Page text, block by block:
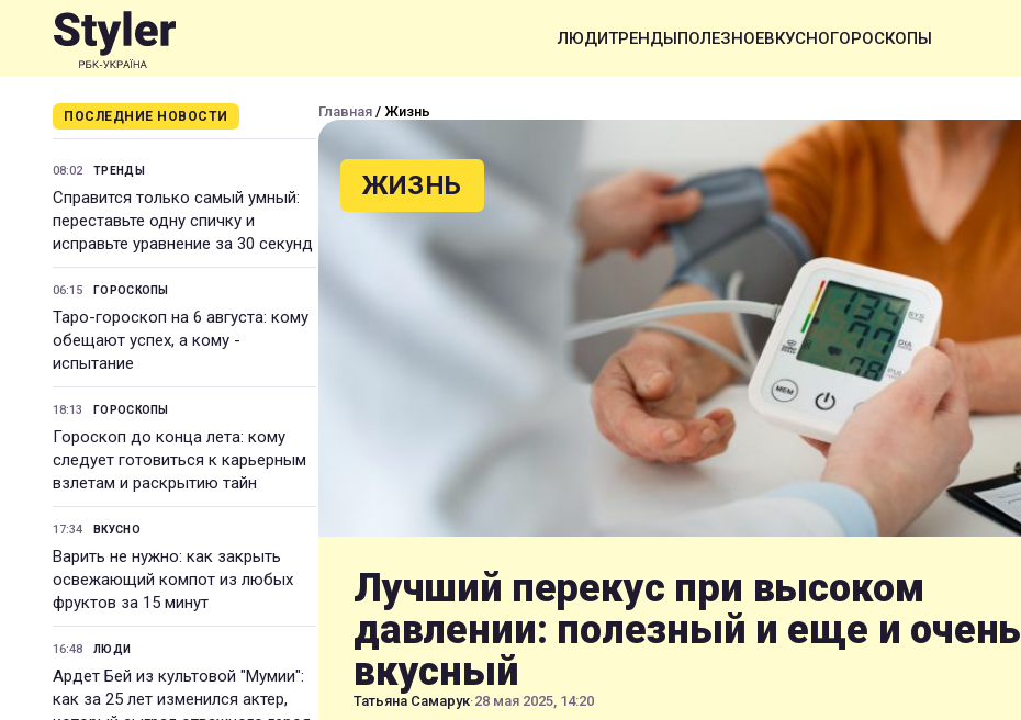
ЛЮДИТРЕНДЫПОЛЕЗНОЕВКУСНОГОРОСКОПЫ
ПОСЛЕДНИЕ НОВОСТИ
08:02 ТРЕНДЫ
Справится только самый умный:
переставьте одну спичку и
исправьте уравнение за 30 секунд
06:15 ГОРОСКОПЫ
Таро-гороскоп на 6 августа: кому
обещают успех, а кому -
испытание
18:13 ГОРОСКОПЫ
Гороскоп до конца лета: кому
следует готовиться к карьерным
взлетам и раскрытию тайн
17:34 ВКУСНО
Варить не нужно: как закрыть
освежающий компот из любых
фруктов за 15 минут
16:48 ЛЮДИ
Ардет Бей из культовой "Мумии":
как за 25 лет изменился актер,
Главная / Жизнь
ЖИЗНЬ
Лучший перекус при высоком
давлении: полезный и еще и очень
вкусный
Татьяна Самарук·28 мая 2025, 14:20